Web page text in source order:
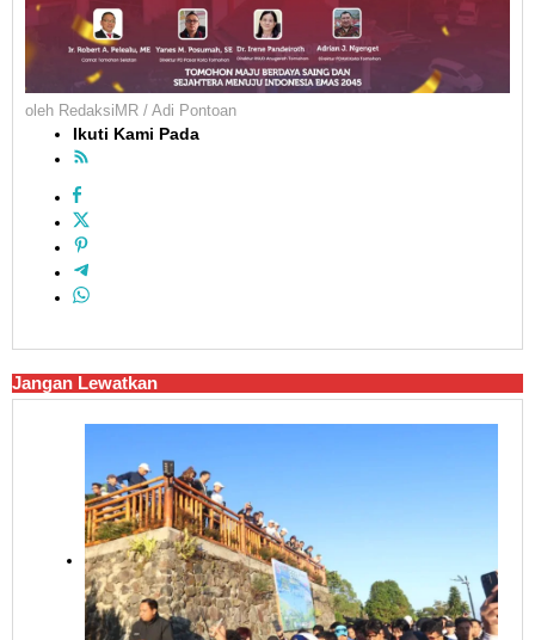
oleh RedaksiMR / Adi Pontoan
Ikuti Kami Pada
Jangan Lewatkan